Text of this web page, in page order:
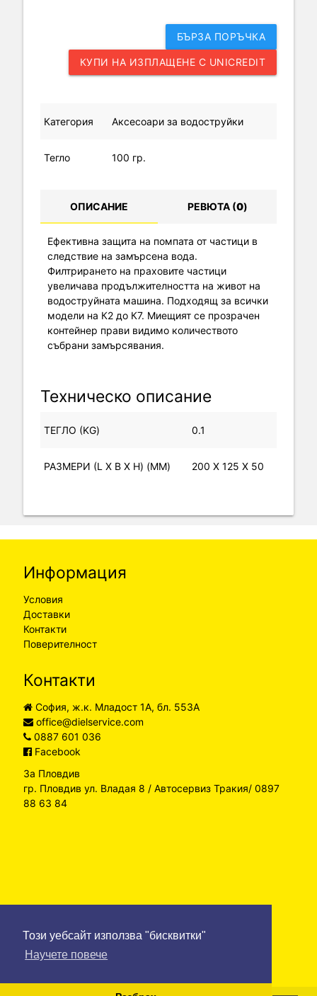
Този уебсайт използва "бисквитки"
Научете повече
БЪРЗА ПОРЪЧКА
КУПИ НА ИЗПЛАЩЕНЕ С UNICREDIT
Категория Аксесоари за водоструйки
Тегло 100 гр.
ОПИСАНИЕ РЕВЮТА (0)
Ефективна защита на помпата от частици в
следствие на замърсена вода.
Филтрирането на праховите частици
увеличава продължителността на живот на
водоструйната машина. Подходящ за всички
модели на К2 до К7. Миещият се прозрачен
контейнер прави видимо количеството
събрани замърсявания.
Техническо описание
ТЕГЛО (KG) 0.1
РАЗМЕРИ (L X B X H) (MM) 200 X 125 X 50
Информация
Условия
Доставки
Контакти
Поверителност
Контакти
София, ж.к. Младост 1А, бл. 553А
office@dielservice.com
0887 601 036
Facebook
За Пловдив
гр. Пловдив ул. Владая 8 / Автосервиз Тракия/ 0897
88 63 84